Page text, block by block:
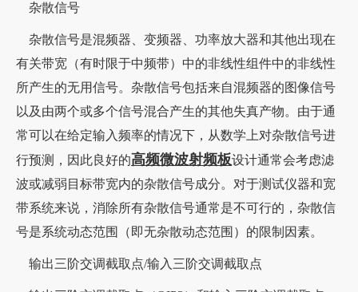
杂散信号
杂散信号是混频器、变频器、功率放大器和其他出现在
有关带宽（有时限于中频带）中的非线性组件中的非线性
所产生的无用信号。杂散信号包括来自混频器的图像信号
以及由两个或多个信号混合产生的其他失真产物。由于通
常可以在给定输入频率的情况下，从数学上对杂散信号进
行预测，因此良好的高频微波射频板设计通常会考虑滤
波或减弱目标带宽内的杂散信号成分。对于测试仪器和宽
带系统来说，消除所有杂散信号通常是不可行的，杂散信
号是系统动态范围（即无杂散动态范围）的限制因素。
输出三阶交调截取点/输入三阶交调截取点